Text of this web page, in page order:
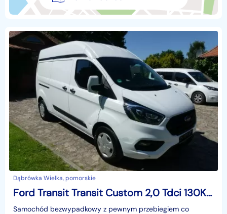
Dąbrówka Wielka, pomorskie
Ford Transit Transit Custom 2,0 Tdci 130KM L2H2 Sync3 BI-XENON Kamera cofania
Samochód bezwypadkowy z pewnym przebiegiem co